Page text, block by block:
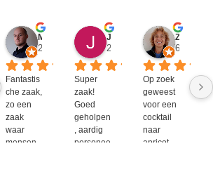
2 jaar geleden
Fantastis
che zaak,
zo een
zaak
waar
mensen
2 jaar geleden
Super
zaak!
Goed
geholpen
, aardig
personee
6 jaar
Op zoek
geweest
voor een
cocktail
naar
apricot